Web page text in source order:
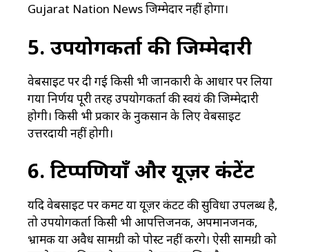
Gujarat Nation News जिम्मेदार नहीं होगा।
5. उपयोगकर्ता की जिम्मेदारी
वेबसाइट पर दी गई किसी भी जानकारी के आधार पर लिया
गया निर्णय पूरी तरह उपयोगकर्ता की स्वयं की जिम्मेदारी
होगी। किसी भी प्रकार के नुकसान के लिए वेबसाइट
उत्तरदायी नहीं होगी।
6. टिप्पणियाँ और यूज़र कंटेंट
यदि वेबसाइट पर कमेंट या यूज़र कंटेंट की सुविधा उपलब्ध है,
तो उपयोगकर्ता किसी भी आपत्तिजनक, अपमानजनक,
भ्रामक या अवैध सामग्री को पोस्ट नहीं करेंगे। ऐसी सामग्री को